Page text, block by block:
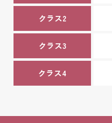
クラス2
クラス3
クラス4